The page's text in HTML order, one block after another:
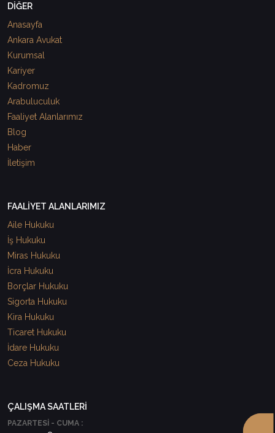
DİĞER
Anasayfa
Ankara Avukat
Kurumsal
Kariyer
Kadromuz
Arabuluculuk
Faaliyet Alanlarımız
Blog
Haber
İletişim
FAALİYET ALANLARIMIZ
Aile Hukuku
İş Hukuku
Miras Hukuku
İcra Hukuku
Borçlar Hukuku
Sigorta Hukuku
Kira Hukuku
Ticaret Hukuku
İdare Hukuku
Ceza Hukuku
ÇALIŞMA SAATLERİ
PAZARTESİ - CUMA :